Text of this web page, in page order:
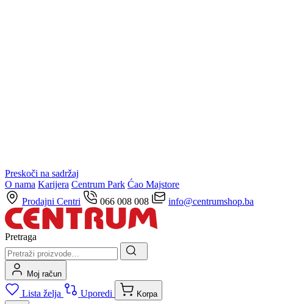
Preskoči na sadržaj
O nama Karijera Centrum Park Ćao Majstore
Prodajni Centri
066 008 008 info@centrumshop.ba
Pretraga
Moj račun
Lista želja Uporedi Korpa